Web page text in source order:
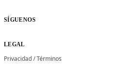
SÍGUENOS
LEGAL
Privacidad/Términos